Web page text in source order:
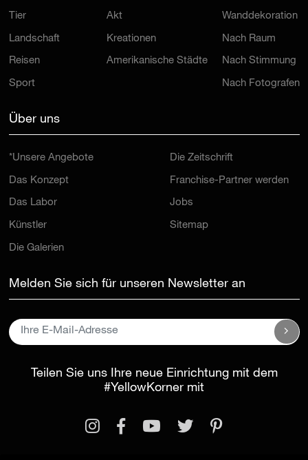
Tier
Landschaft
Reisen
Sport
Akt
Kreationen
Amerikanische Städte
Wanddekoration
Nach Raum
Nach Stimmung
Nach Fotografen
Über uns
*Unsere Angebote
Das Konzept
Das Labor
Künstler
Die Galerien
Die Zeitschrift
Franchise-Partner werden
Jobs
Sitemap
Melden Sie sich für unseren Newsletter an
Teilen Sie uns Ihre neue Einrichtung mit dem
#YellowKorner mit